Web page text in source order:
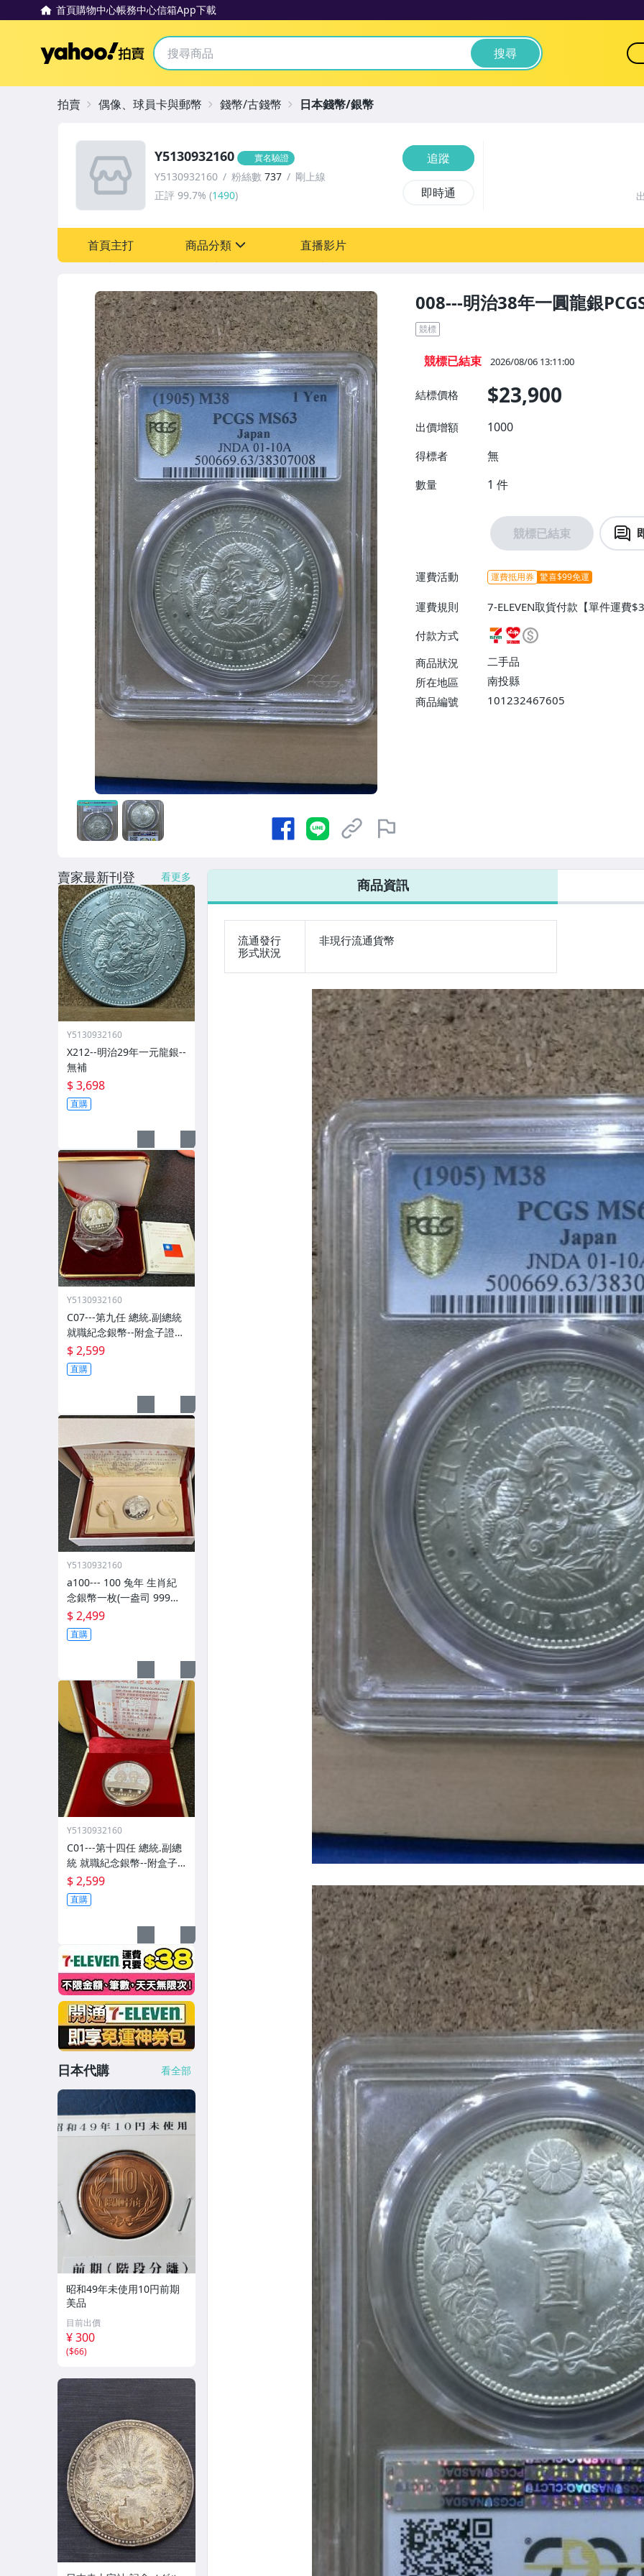
首頁購物中心帳務中心信箱App下載
Yahoo拍賣 搜尋
008---明治38年一圓龍銀
競標
競標已結束 2026/08/06 13:11:00
結標價格 $23,900
出價增額 1000
得標者 無
數量 1 件
競標已結束
運費活動 運費抵用券 驚喜$99免運
運費規則
7-ELEVEN取貨付款【單件運費
費】、萊爾富取貨付款【單件
費】、郵局掛號【單件運費$40
付款方式
商品狀況
二手品
所在地區
南投縣
商品編號
101232467605
Y5130932160 實名驗證
Y5130932160 粉絲數 737
剛上線
正評 99.7% (1490)
追蹤
即時通
首頁主打 商品分類
偶像、球員卡與郵幣
直播影片
拍賣 偶像、球員卡與郵幣 錢幣/古錢幣 日本錢幣/銀幣
商品資訊
流通發行
形式狀況
非現行流通貨幣
賣家最新刊登 看更多
Y5130932160
X212--明治29年一元龍銀--
無補
$ 3,698
直購
Y5130932160
C07---第九任 總統.副總統
就職紀念銀幣--附盒子證書
(無外紙盒)
$ 2,599
直購
Y5130932160
a100--- 100 兔年 生肖紀
念銀幣一枚(一盎司 999銀)
--附盒子.證書.收據
$ 2,499
直購
Y5130932160
C01---第十四任 總統.副總
統 就職紀念銀幣--附盒子
證書
$ 2,599
直購
日本代購 看全部
昭和49年未使用10円前期
美品
目前出價
¥ 300
($66)